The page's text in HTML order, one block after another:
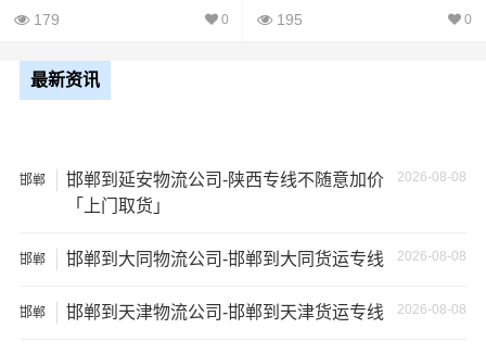
务，例如不及时回复客户咨询、不提供准确的物流信息
等；
如不遵守运输规定、不保障货物安全等；
可能需要支付额外的费用来修复或替换物品，导致经济损
179 0 195 0
最新资讯
邯郸 2026-08-08
邯郸到延安物流公司-陕西专线不随意加价
「上门取货」
邯郸 2026-08-08
邯郸到大同物流公司-邯郸到大同货运专线
邯郸 2026-08-08
邯郸到天津物流公司-邯郸到天津货运专线